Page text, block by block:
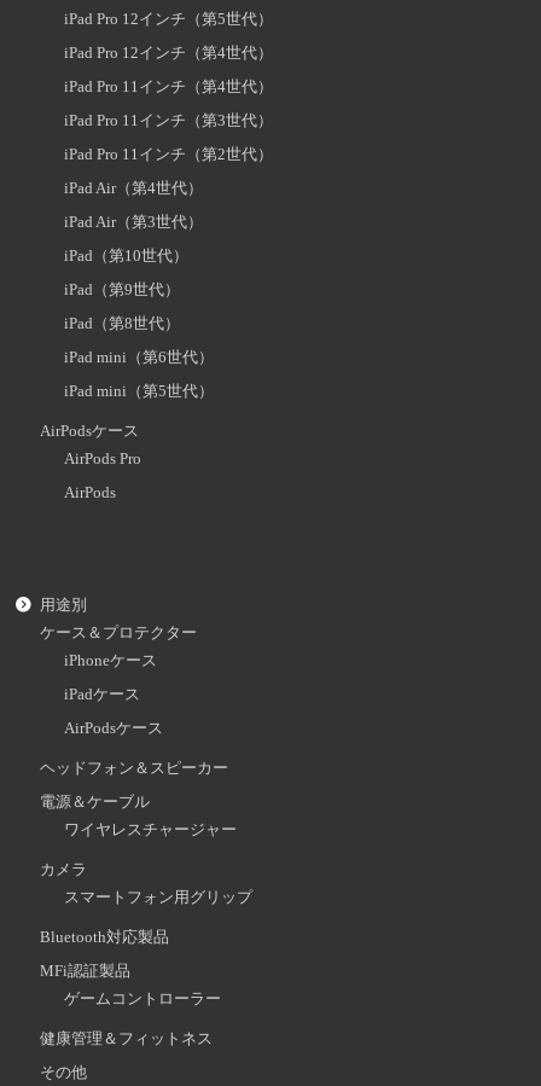
iPad Pro 12インチ（第5世代）
iPad Pro 12インチ（第4世代）
iPad Pro 11インチ（第4世代）
iPad Pro 11インチ（第3世代）
iPad Pro 11インチ（第2世代）
iPad Air（第4世代）
iPad Air（第3世代）
iPad（第10世代）
iPad（第9世代）
iPad（第8世代）
iPad mini（第6世代）
iPad mini（第5世代）
AirPodsケース
AirPods Pro
AirPods
用途別
ケース＆プロテクター
iPhoneケース
iPadケース
AirPodsケース
ヘッドフォン＆スピーカー
電源＆ケーブル
ワイヤレスチャージャー
カメラ
スマートフォン用グリップ
Bluetooth対応製品
MFi認証製品
ゲームコントローラー
健康管理＆フィットネス
その他